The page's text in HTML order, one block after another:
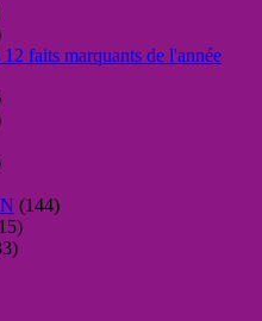
faits marquants de l'année
(144)